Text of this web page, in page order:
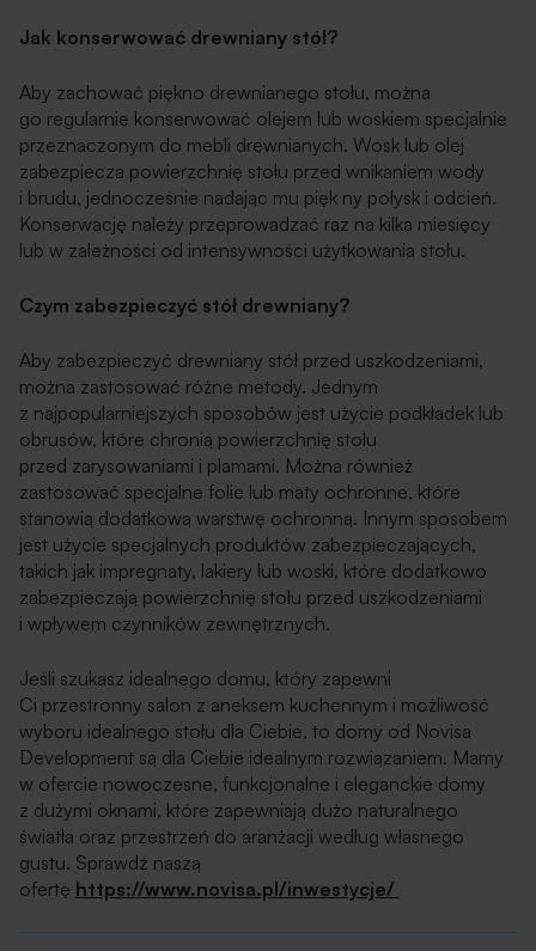
Jak konserwować drewniany stół?
Aby zachować piękno drewnianego stołu, można
go regularnie konserwować olejem lub woskiem specjalnie
przeznaczonym do mebli drewnianych. Wosk lub olej
zabezpiecza powierzchnię stołu przed wnikaniem wody
i brudu, jednocześnie nadając mu pięk ny połysk i odcień.
Konserwację należy przeprowadzać raz na kilka miesięcy
lub w zależności od intensywności użytkowania stołu.
Czym zabezpieczyć stół drewniany?
Aby zabezpieczyć drewniany stół przed uszkodzeniami,
można zastosować różne metody. Jednym
z najpopularniejszych sposobów jest użycie podkładek lub
obrusów, które chronią powierzchnię stołu
przed zarysowaniami i plamami. Można również
zastosować specjalne folie lub maty ochronne, które
stanowią dodatkową warstwę ochronną. Innym sposobem
jest użycie specjalnych produktów zabezpieczających,
takich jak impregnaty, lakiery lub woski, które dodatkowo
zabezpieczają powierzchnię stołu przed uszkodzeniami
i wpływem czynników zewnętrznych.
Jeśli szukasz idealnego domu, który zapewni
Ci przestronny salon z aneksem kuchennym i możliwość
wyboru idealnego stołu dla Ciebie, to domy od Novisa
Development są dla Ciebie idealnym rozwiązaniem. Mamy
w ofercie nowoczesne, funkcjonalne i eleganckie domy
z dużymi oknami, które zapewniają dużo naturalnego
światła oraz przestrzeń do aranżacji według własnego
gustu. Sprawdź naszą
ofertę https://www.novisa.pl/inwestycje/